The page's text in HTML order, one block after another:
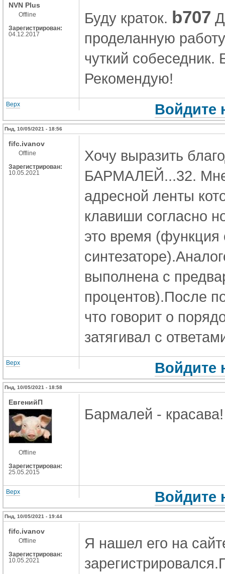
NVN Plus
Offline
Зарегистрирован:
04.12.2017
Буду краток. b707
проделанную
чуткий
Рекомендую!
Верх Войдите
Пнд, 10/05/2021 - 18:56
fifc.ivanov
Offline
Зарегистрирован:
10.05.2021
Хочу выразить
БАРМАЛЕЙ...32. Мне
адресной ленты
клавиши согласно
это время (функция
выполнена с
процентов).После
что говорит о
затягивал с
Верх Войдите
Пнд, 10/05/2021 - 18:58
ЕвгенийП
Offline
Зарегистрирован:
25.05.2015
Бармалей -
Верх Войдите
Пнд, 10/05/2021 - 19:44
fifc.ivanov
Offline
Зарегистрирован:
10.05.2021
Я нашел его на